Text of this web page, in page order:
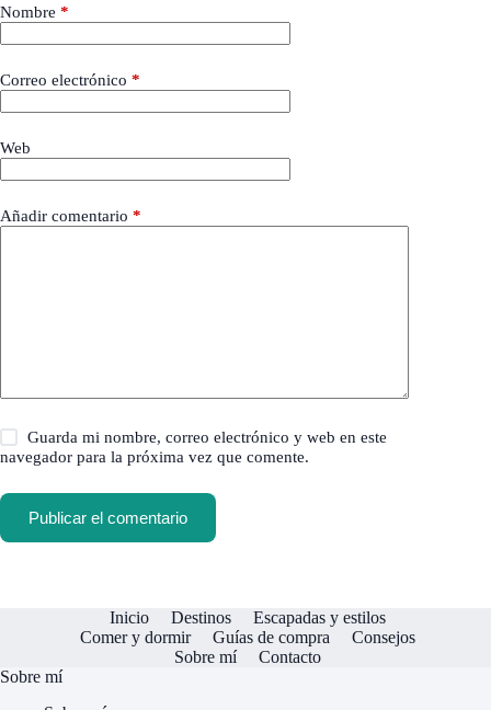
Nombre *
Correo electrónico *
Web
Añadir comentario *
Guarda mi nombre, correo electrónico y web en este
navegador para la próxima vez que comente.
Publicar el comentario
Inicio Destinos
Escapadas y estilos
Comer y dormir
Guías de compra
Consejos
Sobre mí
Contacto
Sobre mí